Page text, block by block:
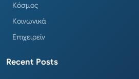
Κόσμος
Κοινωνικά
Επιχειρείν
Recent Posts